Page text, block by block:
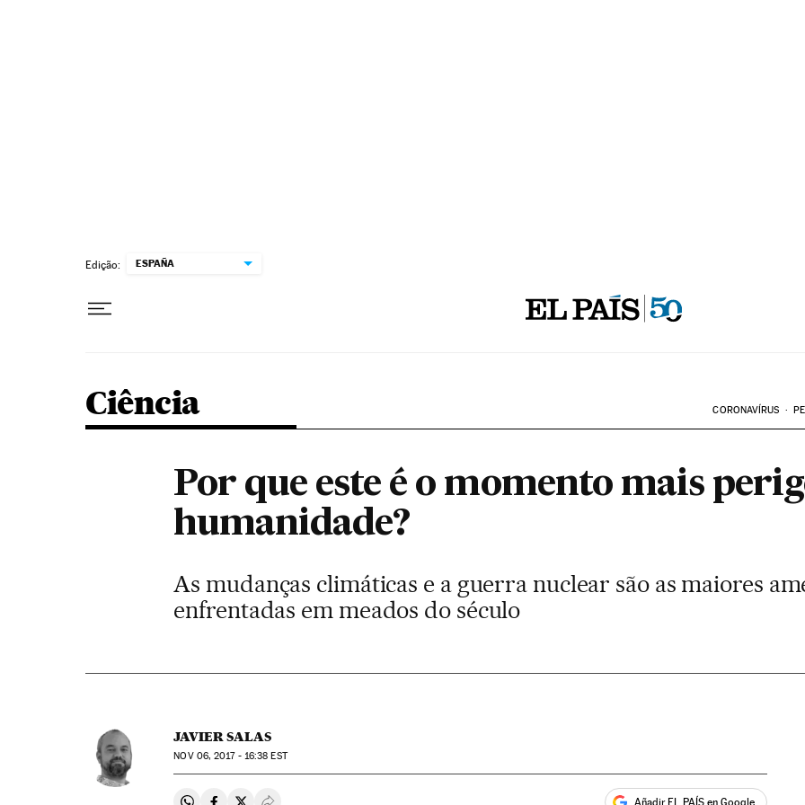
Edição: ESPAÑA
Ciência CORONAVÍRUS
Por que este é o momento mais
humanidade?
As mudanças climáticas e a guerra nuclear são as maiores
enfrentadas em meados do século
JAVIER SALAS
NOV06, 2017 - 16:38 EST
Añadir EL PAÍS en Google